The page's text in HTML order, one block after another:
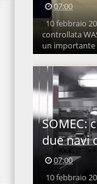
07:00
10 febbraio
controllata
un importante
SOMEC:
due navi
07:00
10 febbraio